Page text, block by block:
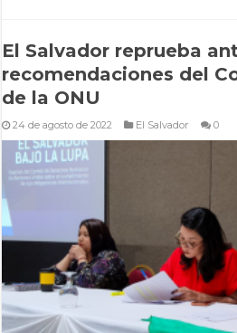
El Salvador reprueba
recomendaciones del
de la ONU
24 de agosto de 2022 El Salvador 0